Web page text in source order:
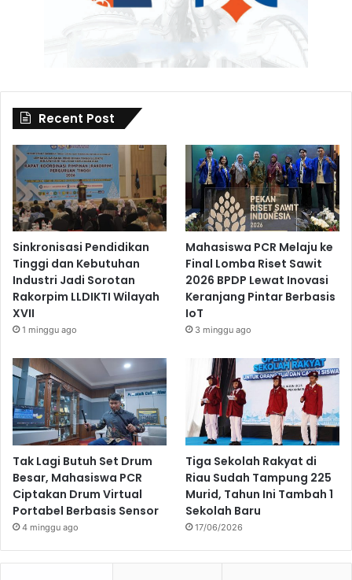
Recent Post
Sinkronisasi Pendidikan
Tinggi dan Kebutuhan
Industri Jadi Sorotan
Rakorpim LLDIKTI Wilayah
XVII
1 minggu ago
Mahasiswa PCR Melaju ke
Final Lomba Riset Sawit
2026 BPDP Lewat Inovasi
Keranjang Pintar Berbasis
IoT
3 minggu ago
Tak Lagi Butuh Set Drum
Besar, Mahasiswa PCR
Ciptakan Drum Virtual
Portabel Berbasis Sensor
4 minggu ago
Tiga Sekolah Rakyat di
Riau Sudah Tampung 225
Murid, Tahun Ini Tambah 1
Sekolah Baru
17/06/2026